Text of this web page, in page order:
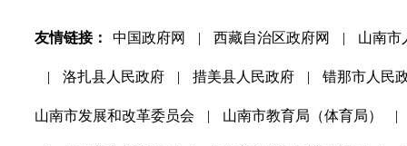
友情链接： 中国政府网 | 西藏自治区政府网 | 山南市
| 洛扎县人民政府 | 措美县人民政府 | 错那市人民
山南市发展和改革委员会 | 山南市教育局（体育局） |